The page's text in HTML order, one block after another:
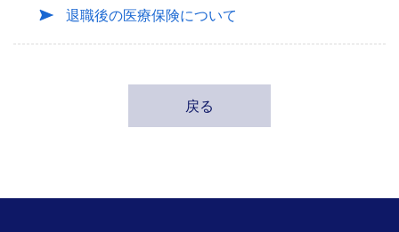
退職後の医療保険について
戻る